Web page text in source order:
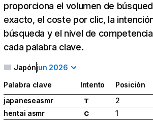
proporciona el volumen de
exacto, el coste por clic, la
búsqueda y el nivel de
cada palabra clave.
Japónjun 2026
Palabra clave Intento
Posición
japaneseasmr
T
2
hentai asmr
C
1